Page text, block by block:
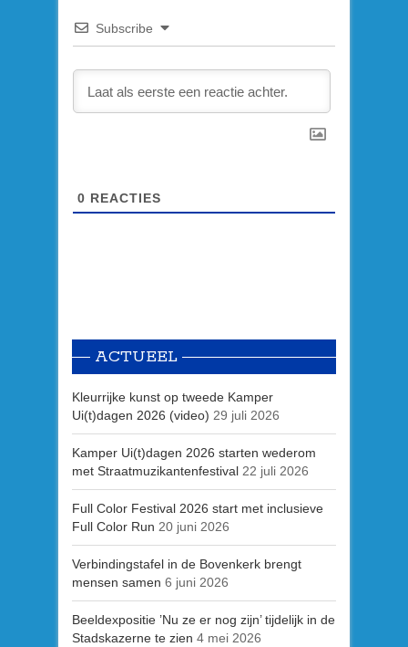
Subscribe
0 REACTIES
ACTUEEL
Kleurrijke kunst op tweede Kamper
Ui(t)dagen 2026 (video) 29 juli 2026
Kamper Ui(t)dagen 2026 starten wederom
met Straatmuzikantenfestival 22 juli 2026
Full Color Festival 2026 start met inclusieve
Full Color Run 20 juni 2026
Verbindingstafel in de Bovenkerk brengt
mensen samen 6 juni 2026
Beeldexpositie ’Nu ze er nog zijn’ tijdelijk in de
Stadskazerne te zien 4 mei 2026